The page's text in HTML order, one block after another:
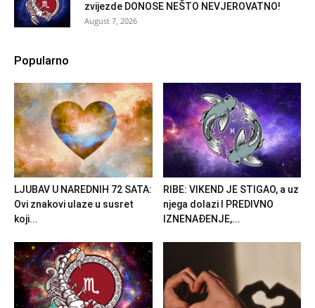
zvijezde DONOSE NEŠTO NEVJEROVATNO!
August 7, 2026
Popularno
LJUBAV U NAREDNIH 72 SATA:
Ovi znakovi ulaze u susret
koji...
RIBE: VIKEND JE STIGAO, a uz
njega dolazi I PREDIVNO
IZNENAĐENJE,...